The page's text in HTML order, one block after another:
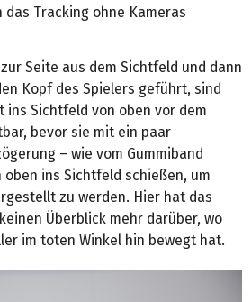
Tracking ohne Kameras
Seite aus dem Sichtfeld und dann
Kopf des Spielers geführt, sind
Sichtfeld von oben vor dem
bevor sie mit ein paar
– wie vom Gummiband
ins Sichtfeld schießen, um
zu werden. Hier hat das
Überblick mehr darüber, wo
im toten Winkel hin bewegt hat.